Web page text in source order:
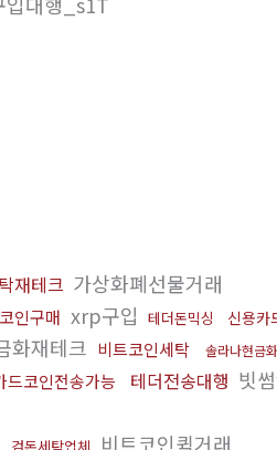
재테크 가상화폐선물거래
인구매 xrp구입 테더돈믹싱 신용카
화재테크 비트코인세탁 솔라나현금
드코인전송가능 테더전송대행 빗
비트코인퀵거래